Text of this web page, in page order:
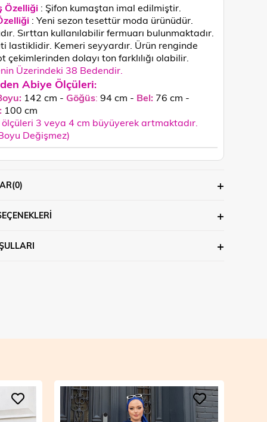
Özelliği : Şifon kumaştan imal edilmiştir.
: Yeni sezon tesettür moda ürünüdür.
Sırttan kullanılabilir fermuarı bulunmaktadır.
lastiklidir. Kemeri seyyardır. Ürün renginde
çekimlerinden dolayı ton farklılığı olabilir.
Üzerindeki 38 Bedendir.
Abiye Ölçüleri:
142 cm - Göğüs: 94 cm - Bel: 76 cm -
100 cm
3 veya 4 cm büyüyerek artmaktadır.
Değişmez)
(0)